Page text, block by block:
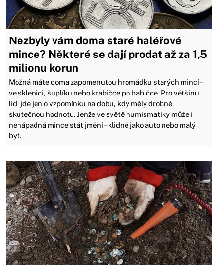
Nezbyly vám doma staré haléřové
mince? Některé se dají prodat až za 1,5
milionu korun
Možná máte doma zapomenutou hromádku starých mincí –
ve sklenici, šuplíku nebo krabičce po babičce. Pro většinu
lidí jde jen o vzpomínku na dobu, kdy měly drobné
skutečnou hodnotu. Jenže ve světě numismatiky může i
nenápadná mince stát jmění – klidně jako auto nebo malý
byt.